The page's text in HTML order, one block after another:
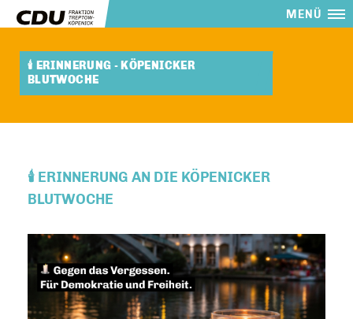
MENÜ
🕯️ ERINNERUNG - KÖPENICKER
BLUTWOCHE
🕯️ ERINNERUNG AN DIE KÖPENICKER
BLUTWOCHE